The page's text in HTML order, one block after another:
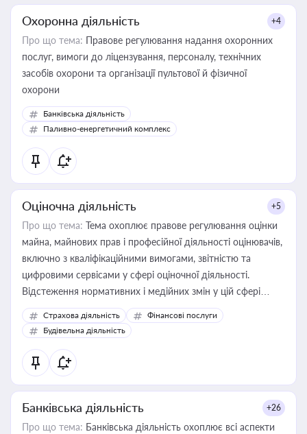
Охоронна діяльність +4
Про що тема: Правове регулювання надання охоронних
послуг, вимоги до ліцензування, персоналу, технічних
засобів охорони та організації пультової й фізичної
охорони
Банківська діяльність
Паливно-енергетичний комплекс
Оціночна діяльність +5
Про що тема: Тема охоплює правове регулювання оцінки
майна, майнових прав і професійної діяльності оцінювачів,
включно з кваліфікаційними вимогами, звітністю та
цифровими сервісами у сфері оціночної діяльності.
Відстеження нормативних і медійних змін у цій сфері
корисне для власника бізнесу, керівника, юриста або
бухгалтера під час оподаткування, приватизації, оренди
державного майна, корпоративних угод і перевірки
статусу суб'єктів оціночної діяльності
Страхова діяльність
Фінансові послуги
Будівельна діяльність
Банківська діяльність +26
Про що тема: Банківська діяльність охоплює всі аспекти